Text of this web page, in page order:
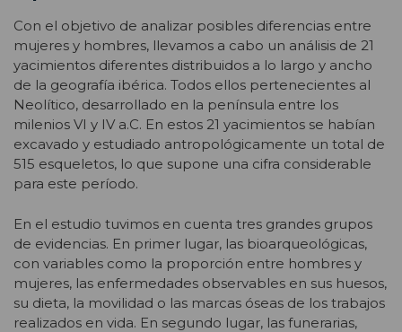
Con el objetivo de analizar posibles diferencias entre
mujeres y hombres, llevamos a cabo un análisis de 21
yacimientos diferentes distribuidos a lo largo y ancho
de la geografía ibérica. Todos ellos pertenecientes al
Neolítico, desarrollado en la península entre los
milenios VI y IV a.C. En estos 21 yacimientos se habían
excavado y estudiado antropológicamente un total de
515 esqueletos, lo que supone una cifra considerable
para este período.
En el estudio tuvimos en cuenta tres grandes grupos
de evidencias. En primer lugar, las bioarqueológicas,
con variables como la proporción entre hombres y
mujeres, las enfermedades observables en sus huesos,
su dieta, la movilidad o las marcas óseas de los trabajos
realizados en vida. En segundo lugar, las funerarias,